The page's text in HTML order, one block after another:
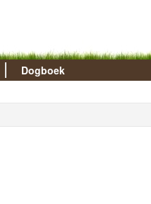
Dogboek